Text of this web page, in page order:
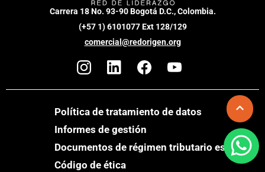
Carrera 18 No. 93-90 Bogotá D.C., Colombia.
(+57 1) 6101077 Ext 128/129
comercial@redorigen.org
Política de tratamiento de datos
Informes de gestión
Documentos de régimen tributario especial
Código de ética